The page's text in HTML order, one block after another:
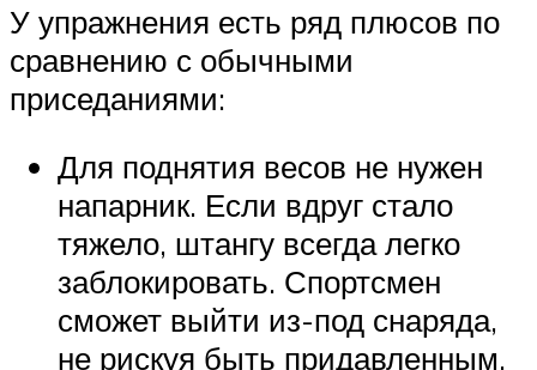
У упражнения есть ряд плюсов по
сравнению с обычными
приседаниями:
Для поднятия весов не нужен
напарник. Если вдруг стало
тяжело, штангу всегда легко
заблокировать. Спортсмен
сможет выйти из-под снаряда,
не рискуя быть придавленным.